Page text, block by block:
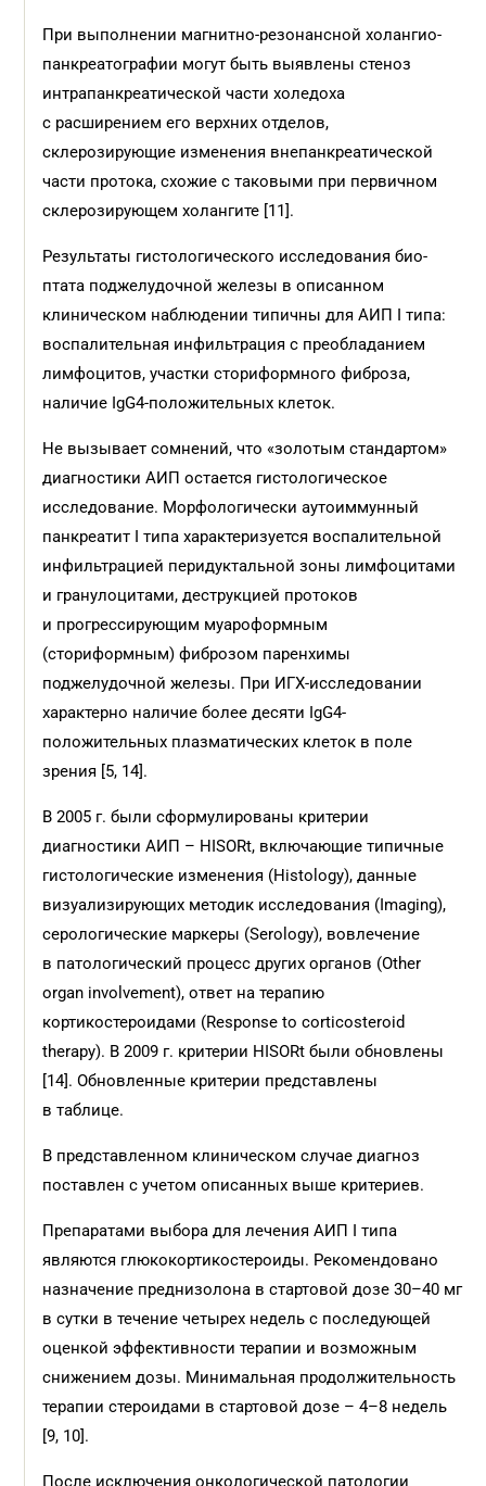
При выполнении магнитно-резонансной холангио­
панкреатографии могут быть выявлены стеноз
интрапанкреатической части холедоха
с расширением его верхних отделов,
склерозирующие изменения внепанкреатической
части протока, схожие с таковыми при первичном
склерозирующем холангите [11].
Результаты гистологического исследования био­
птата поджелудочной железы в описанном
клиническом наблюдении типичны для АИП I типа:
воспалительная инфильтрация с преобладанием
лимфоцитов, участки сториформного фиброза,
наличие IgG4-положительных клеток.
Не вызывает сомнений, что «золотым стандартом»
диагностики АИП остается гистологическое
исследование. Морфологически аутоиммунный
панкреатит I типа характеризуется воспалительной
инфильтрацией перидуктальной зоны лимфоцитами
и гранулоцитами, деструкцией протоков
и прогрессирующим муароформным
(сториформным) фиброзом паренхимы
поджелудочной железы. При ИГХ-исследовании
характерно наличие более десяти IgG4-
положительных плазматических клеток в поле
зрения [5, 14].
В 2005 г. были сформулированы критерии
диагностики АИП – HISORt, включающие типичные
гистологические изменения (Histology), данные
визуализирующих методик исследования (Imaging),
серологические маркеры (Serology), вовлечение
в патологический процесс других органов (Other
organ involvement), ответ на терапию
кортикостероидами (Response to corticosteroid
therapy). В 2009 г. критерии HISORt были обновлены
[14]. Обновленные критерии представлены
в таблице.
В представленном клиническом случае диагноз
поставлен с учетом описанных выше критериев.
Препаратами выбора для лечения АИП I типа
являются глюкокортикостероиды. Рекомендовано
назначение преднизолона в стартовой дозе 30–40 мг
в сутки в течение четырех недель с последующей
оценкой эффективности терапии и возможным
снижением дозы. Минимальная продолжительность
терапии стероидами в стартовой дозе – 4–8 недель
[9, 10].
После исключения онкологической патологии